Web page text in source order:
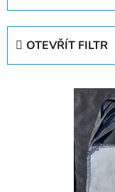
z
OTEVŘÍT FILTR